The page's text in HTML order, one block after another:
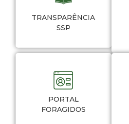
TRANSPARÊNCIA
SSP
PORTAL
FORAGIDOS